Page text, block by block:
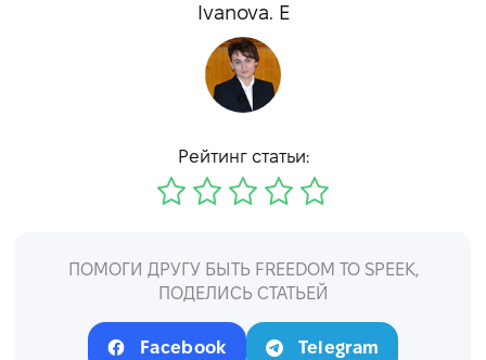
Ivanova. E
Рейтинг статьи:
ПОМОГИ ДРУГУ БЫТЬ FREEDOM TO SPEEK,
ПОДЕЛИСЬ СТАТЬЕЙ
Facebook Telegram